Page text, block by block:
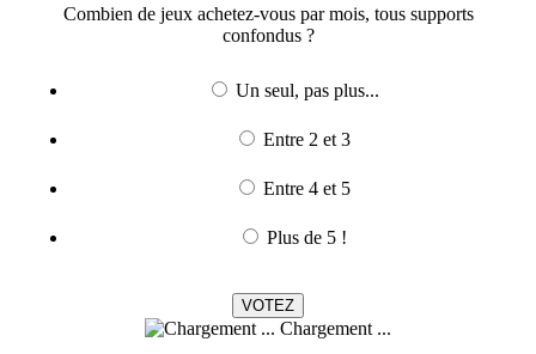
Combien de jeux achetez-vous par mois, tous supports
confondus ?
Un seul, pas plus...
Entre 2 et 3
Entre 4 et 5
Plus de 5 !
Chargement ...